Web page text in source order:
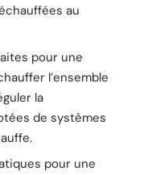
au
pour une
l’ensemble
la
de systèmes
pour une